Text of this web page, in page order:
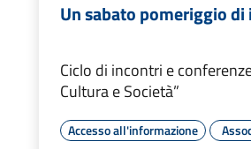
Un sabato pomeriggio di
Ciclo di incontri e
Cultura e Società”
Accesso all'informazione